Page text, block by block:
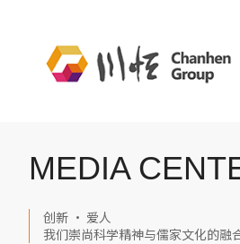
MEDIA
创新 · 爱人
我们崇尚科学精神与儒家文化的融